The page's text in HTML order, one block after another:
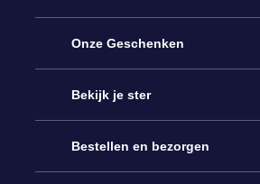
Service
Contact
Blog
Onze Geschenken
Online Star Gift
OSR Cadeaupakket
Bekijk je ster
Sterrenregister
Bestellen en bezorgen